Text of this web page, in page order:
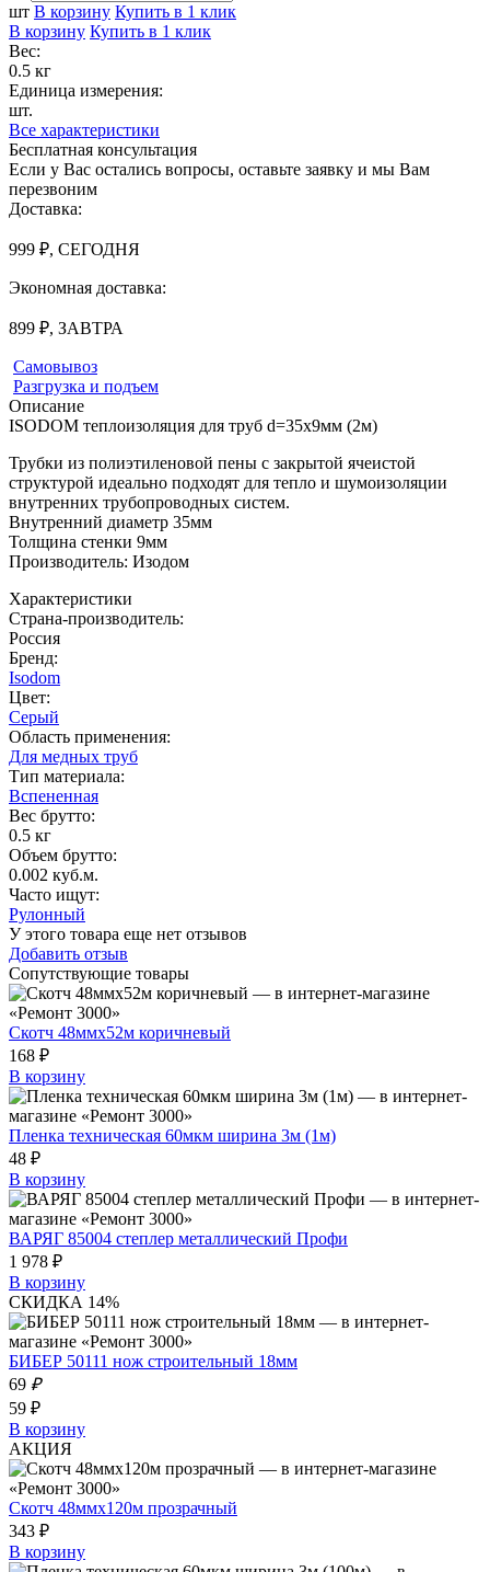
шт В корзину Купить в 1 клик
В корзину Купить в 1 клик
Вес:
0.5 кг
Единица измерения:
шт.
Все характеристики
Бесплатная консультация
Если у Вас остались вопросы, оставьте заявку и мы Вам
перезвоним
Доставка:
999 ₽, СЕГОДНЯ
Экономная доставка:
899 ₽, ЗАВТРА
Самовывоз
Разгрузка и подъем
Описание
ISODOM теплоизоляция для труб d=35х9мм (2м)
Трубки из полиэтиленовой пены с закрытой ячеистой
структурой идеально подходят для тепло и шумоизоляции
внутренних трубопроводных систем.
Внутренний диаметр 35мм
Толщина стенки 9мм
Производитель: Изодом
Характеристики
Страна-производитель:
Россия
Бренд:
Isodom
Цвет:
Серый
Область применения:
Для медных труб
Тип материала:
Вспененная
Вес брутто:
0.5 кг
Объем брутто:
0.002 куб.м.
Часто ищут:
Рулонный
У этого товара еще нет отзывов
Добавить отзыв
Сопутствующие товары
Скотч 48ммх52м коричневый
168 ₽
В корзину
Пленка техническая 60мкм ширина 3м (1м)
48 ₽
В корзину
ВАРЯГ 85004 степлер металлический Профи
1 978 ₽
В корзину
СКИДКА 14%
БИБЕР 50111 нож строительный 18мм
69 ₽
59 ₽
В корзину
АКЦИЯ
Скотч 48ммх120м прозрачный
343 ₽
В корзину